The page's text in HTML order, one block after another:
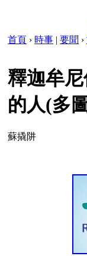
首頁 › 時事 | 要聞 ›
釋迦牟
的人(多
蘇撬阱